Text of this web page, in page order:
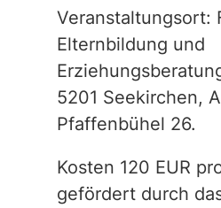
Veranstaltungsort:
Elternbildung und
5201 Seekirchen,
Pfaffenbühel 26.
Kosten 120 EUR
gefördert durch